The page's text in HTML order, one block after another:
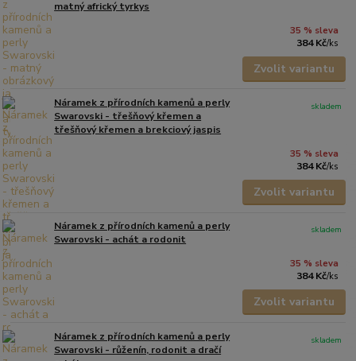
matný africký tyrkys
35 % sleva
384 Kč/ks
Zvolit variantu
Náramek z přírodních kamenů a perly
Swarovski - třešňový křemen a
třešňový křemen a brekciový jaspis
35 % sleva
384 Kč/ks
skladem
Zvolit variantu
Náramek z přírodních kamenů a perly
Swarovski - achát a rodonit
35 % sleva
384 Kč/ks
skladem
Zvolit variantu
Náramek z přírodních kamenů a perly
Swarovski - růženín, rodonit a dračí
skladem